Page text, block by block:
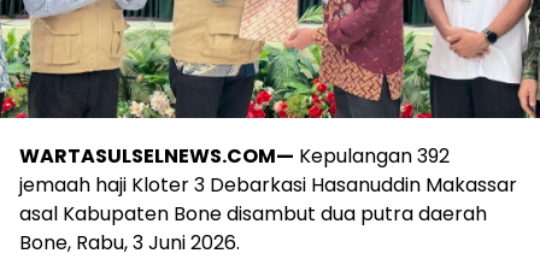
WARTASULSELNEWS.COM— Kepulangan 392
jemaah haji Kloter 3 Debarkasi Hasanuddin Makassar
asal Kabupaten Bone disambut dua putra daerah
Bone, Rabu, 3 Juni 2026.